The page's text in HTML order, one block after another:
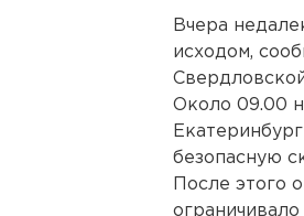
Вчера
исходом,
Около 09.00
безопасную
После этого